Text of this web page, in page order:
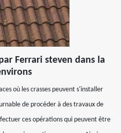
Ferrari steven dans la
où les crasses peuvent s'installer
de procéder à des travaux de
ces opérations qui peuvent être